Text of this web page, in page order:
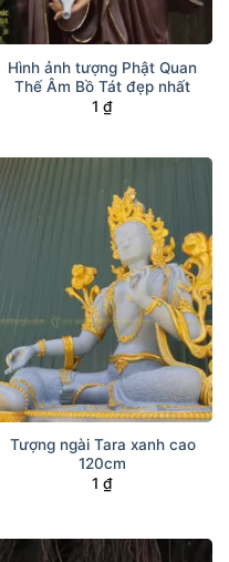
Hình ảnh tượng Phật Quan
Thế Âm Bồ Tát đẹp nhất
1 ₫
Tượng ngài Tara xanh cao
120cm
1 ₫